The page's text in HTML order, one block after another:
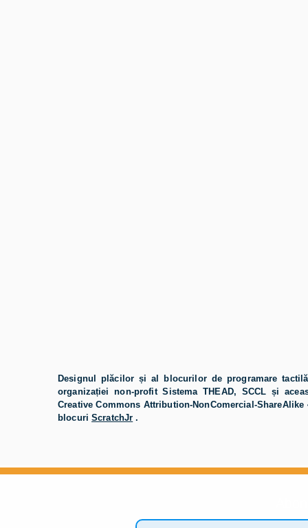
Designul plăcilor și al blocurilor de programare
organizației non-profit Sistema THEAD, SCCL și
Creative Commons Attribution-NonComercial-
blocuriScratchJr .